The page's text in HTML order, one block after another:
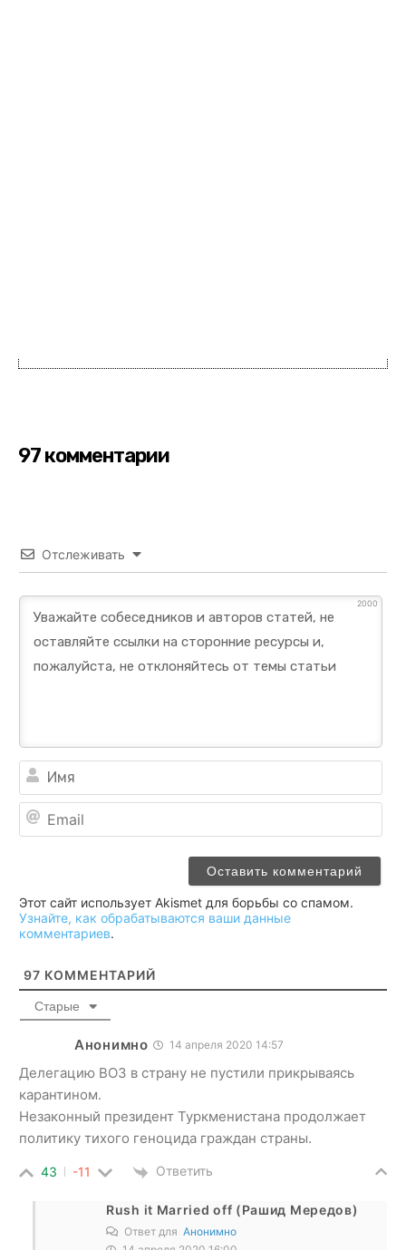
97 комментарии
Отслеживать
2000
Этот сайт использует Akismet для борьбы со спамом.
Узнайте, как обрабатываются ваши данные
комментариев.
97 КОММЕНТАРИЙ
Старые
Анонимно 14 апреля 2020 14:57
Делегацию ВОЗ в страну не пустили прикрываясь
карантином.
Незаконный президент Туркменистана продолжает
политику тихого геноцида граждан страны.
43 -11 Ответить
Rush it Married off (Рашид Мередов)
Ответ для Анонимно